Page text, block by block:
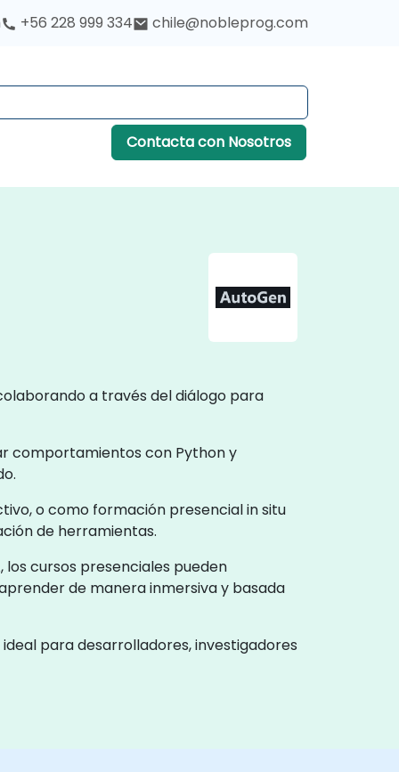
+56 228 999 334 chile@nobleprog.com
Contacta con Nosotros
a través del diálogo para
comportamientos con Python y
o como formación presencial in situ
de herramientas.
cursos presenciales pueden
de manera inmersiva y basada
para desarrolladores, investigadores